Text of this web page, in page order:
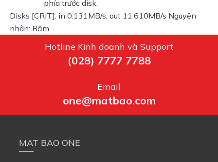
phía trước disk.
Disks [CRIT]: in 0.131MB/s, out 11.610MB/s Nguyên
nhân: Bấm…
Hotline Kinh doanh và Support
(028) 7777 7788
Email
one@matbao.com
MAT BAO ONE